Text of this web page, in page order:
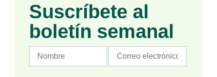
Suscríbete al
boletín semanal